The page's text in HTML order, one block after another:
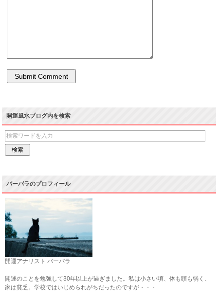
開運風水ブログ内を検索
バーバラのプロフィール
開運アナリスト バーバラ
開運のことを勉強して30年以上が過ぎました。私は小さい頃、体も頭も弱く、
家は貧乏。学校ではいじめられがちだったのですが・・・